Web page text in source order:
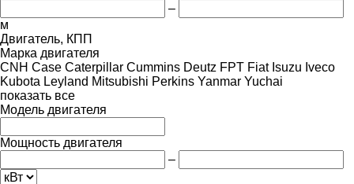
–
м
Двигатель, КПП
Марка двигателя
CNH Case Caterpillar Cummins Deutz FPT Fiat Isuzu Iveco
Kubota Leyland Mitsubishi Perkins Yanmar Yuchai
показать все
Модель двигателя
Мощность двигателя
–